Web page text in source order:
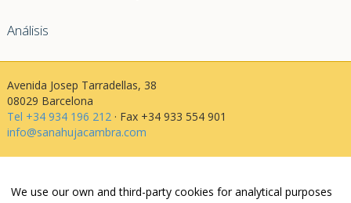
Análisis
Avenida Josep Tarradellas, 38
08029 Barcelona
Tel +34 934 196 212· Fax +34 933 554 901
info@sanahujacambra.com
Política de privacidad
We use our own and third-party cookies for analytical purposes